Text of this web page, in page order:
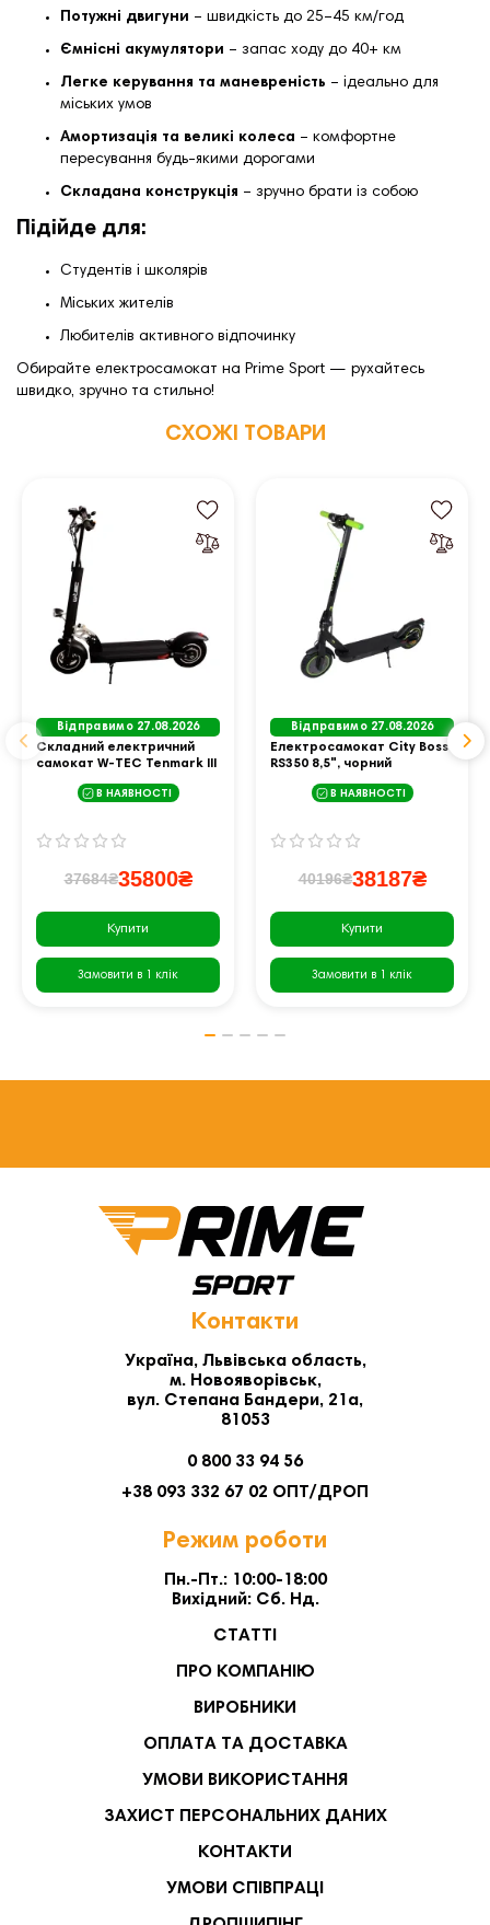
Потужні двигуни – швидкість до 25–45 км/год
Ємнісні акумулятори – запас ходу до 40+ км
Легке керування та маневреність – ідеально для
міських умов
Амортизація та великі колеса – комфортне
пересування будь-якими дорогами
Складана конструкція – зручно брати із собою
Підійде для:
Студентів і школярів
Міських жителів
Любителів активного відпочинку
Обирайте електросамокат на Prime Sport — рухайтесь
швидко, зручно та стильно!
СХОЖІ ТОВАРИ
Відправимо 27.08.2026
Складний електричний
самокат W-TEC Tenmark III
В НАЯВНОСТІ
37684₴35800₴
Купити
Замовити в 1 клік
Відправимо 27.08.2026
Електросамокат City Boss
RS350 8,5", чорний
В НАЯВНОСТІ
40196₴38187₴
Купити
Замовити в 1 клік
Контакти
Україна, Львівська область,
м. Новояворівськ,
вул. Степана Бандери, 21а,
81053
0 800 33 94 56
+38 093 332 67 02 ОПТ/ДРОП
Режим роботи
Пн.-Пт.: 10:00-18:00
Вихідний: Сб. Нд.
СТАТТІ
ПРО КОМПАНІЮ
ВИРОБНИКИ
ОПЛАТА ТА ДОСТАВКА
УМОВИ ВИКОРИСТАННЯ
ЗАХИСТ ПЕРСОНАЛЬНИХ ДАНИХ
КОНТАКТИ
УМОВИ СПІВПРАЦІ